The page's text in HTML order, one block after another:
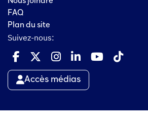
FAQ
Plan du site
Suivez-nous:
Accès médias